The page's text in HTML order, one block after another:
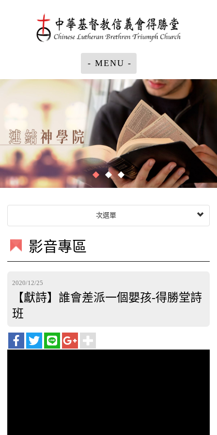
- MENU -
次選單
影音專區
2020/12/25
【獻詩】誰會差派一個嬰孩-得勝堂詩
班